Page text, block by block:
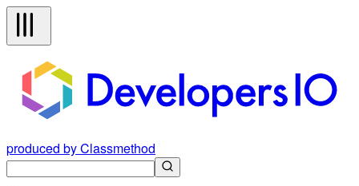
produced by Classmethod